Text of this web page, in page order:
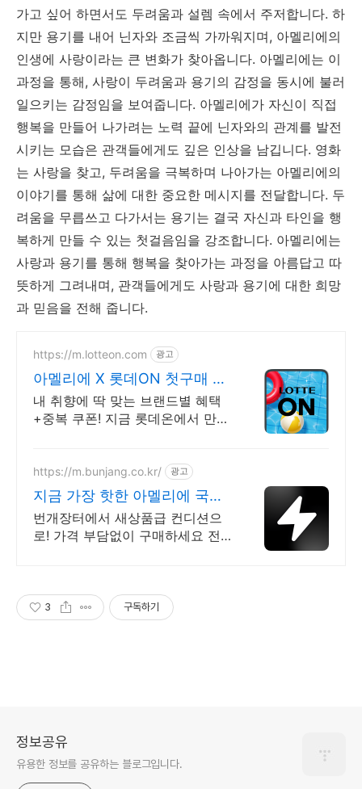
가고 싶어 하면서도 두려움과 설렘 속에서 주저합니다. 하
지만 용기를 내어 닌자와 조금씩 가까워지며, 아멜리에의
인생에 사랑이라는 큰 변화가 찾아옵니다. 아멜리에는 이
과정을 통해, 사랑이 두려움과 용기의 감정을 동시에 불러
일으키는 감정임을 보여줍니다. 아멜리에가 자신이 직접
행복을 만들어 나가려는 노력 끝에 닌자와의 관계를 발전
시키는 모습은 관객들에게도 깊은 인상을 남깁니다. 영화
는 사랑을 찾고, 두려움을 극복하며 나아가는 아멜리에의
이야기를 통해 삶에 대한 중요한 메시지를 전달합니다. 두
려움을 무릅쓰고 다가서는 용기는 결국 자신과 타인을 행
복하게 만들 수 있는 첫걸음임을 강조합니다. 아멜리에는
사랑과 용기를 통해 행복을 찾아가는 과정을 아름답고 따
뜻하게 그려내며, 관객들에게도 사랑과 용기에 대한 희망
과 믿음을 전해 줍니다.
https://m.lotteon.com 광고
아멜리에 X 롯데ON 첫구매 최
대 5천원 혜택!
내 취향에 딱 맞는 브랜드별 혜택
+중복 쿠폰! 지금 롯데온에서 만나
https://m.bunjang.co.kr/ 광고
지금 가장 핫한 아멜리에 국내
최대 브랜드 중고거래
번개장터에서 새상품급 컨디션으
로! 가격 부담없이 구매하세요 전
3 구독하기
정보공유
유용한 정보를 공유하는 블로그입니다.